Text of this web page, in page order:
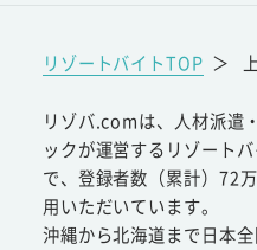
リゾートバイトTOP ＞
リゾバ.comは、人材派遣
ックが運営するリゾート
で、登録者数（累計）72
用いただいています。
沖縄から北海道まで日本